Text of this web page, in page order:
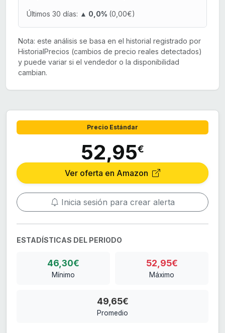
Últimos 30 días: ▲ 0,0% (0,00€)
Nota: este análisis se basa en el historial registrado por
HistorialPrecios (cambios de precio reales detectados)
y puede variar si el vendedor o la disponibilidad
cambian.
Precio Estándar
52,95€
Ver oferta en Amazon
Inicia sesión para crear alerta
ESTADÍSTICAS DEL PERIODO
46,30€
Mínimo
52,95€
Máximo
49,65€
Promedio